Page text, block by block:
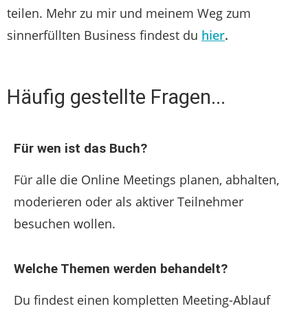
teilen. Mehr zu mir und meinem Weg zum
sinnerfüllten Business findest du hier.
Häufig gestellte Fragen...
Für wen ist das Buch?
Für alle die Online Meetings planen, abhalten,
moderieren oder als aktiver Teilnehmer
besuchen wollen.
Welche Themen werden behandelt?
Du findest einen kompletten Meeting-Ablauf